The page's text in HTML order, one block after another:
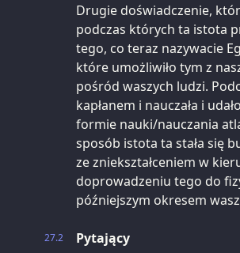
Drugie doświadczenie,
podczas których ta istota
tego, co teraz nazywacie
które umożliwiło tym z
pośród waszych ludzi.
kapłanem i nauczała i
formie nauki/nauczania
sposób istota ta stała się
ze zniekształceniem w
doprowadzeniu tego do
późniejszym okresem
27.2
Pytający